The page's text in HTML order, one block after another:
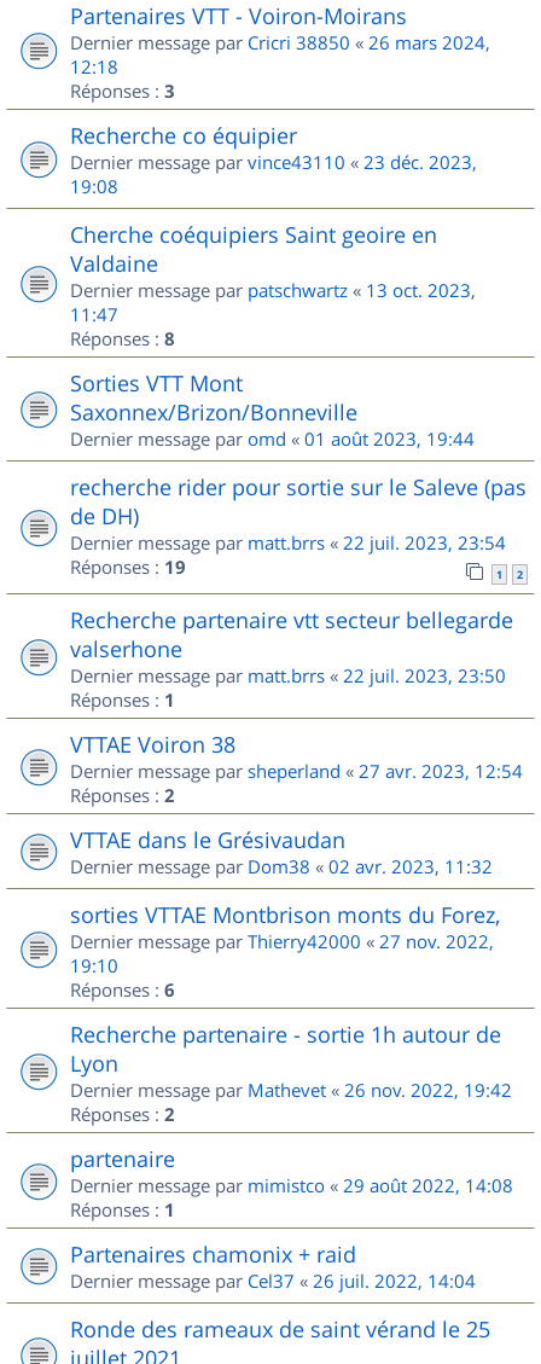
Partenaires VTT - Voiron-Moirans
Dernier message par Cricri 38850 « 26 mars 2024,
12:18
Réponses : 3
Recherche co équipier
Dernier message par vince43110 « 23 déc. 2023,
19:08
Cherche coéquipiers Saint geoire en
Valdaine
Dernier message par patschwartz « 13 oct. 2023,
11:47
Réponses : 8
Sorties VTT Mont
Saxonnex/Brizon/Bonneville
Dernier message par omd « 01 août 2023, 19:44
recherche rider pour sortie sur le Saleve (pas
de DH)
Dernier message par matt.brrs « 22 juil. 2023, 23:54
Réponses : 19 1 2
Recherche partenaire vtt secteur bellegarde
valserhone
Dernier message par matt.brrs « 22 juil. 2023, 23:50
Réponses : 1
VTTAE Voiron 38
Dernier message par sheperland « 27 avr. 2023, 12:54
Réponses : 2
VTTAE dans le Grésivaudan
Dernier message par Dom38 « 02 avr. 2023, 11:32
sorties VTTAE Montbrison monts du Forez,
Dernier message par Thierry42000 « 27 nov. 2022,
19:10
Réponses : 6
Recherche partenaire - sortie 1h autour de
Lyon
Dernier message par Mathevet « 26 nov. 2022, 19:42
Réponses : 2
partenaire
Dernier message par mimistco « 29 août 2022, 14:08
Réponses : 1
Partenaires chamonix + raid
Dernier message par Cel37 « 26 juil. 2022, 14:04
Ronde des rameaux de saint vérand le 25
juillet 2021